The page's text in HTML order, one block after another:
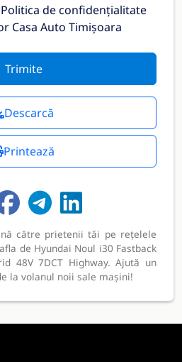
Politica de confidențialitate
Casa Auto Timișoara
Trimite
Descarcă
Printează
către prietenii tăi pe rețelele
de Hyundai Noul i30 Fastback
48V 7DCT Highway. Ajută un
la volanul noii sale mașini!